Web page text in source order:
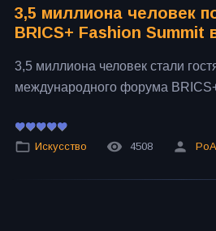
3,5 миллиона человек
BRICS+ Fashion Summit
3,5 миллиона человек стали
международного форума
Искусство 4508